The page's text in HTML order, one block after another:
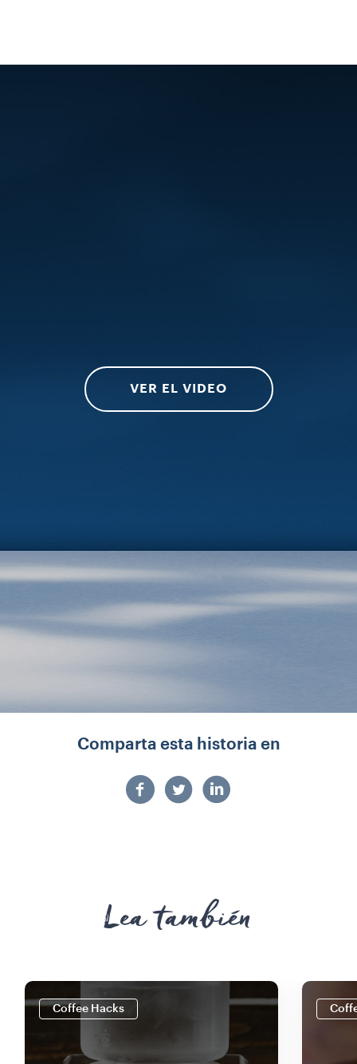
VER EL VIDEO
Comparta esta historia en
Lea también
Coffee Hacks